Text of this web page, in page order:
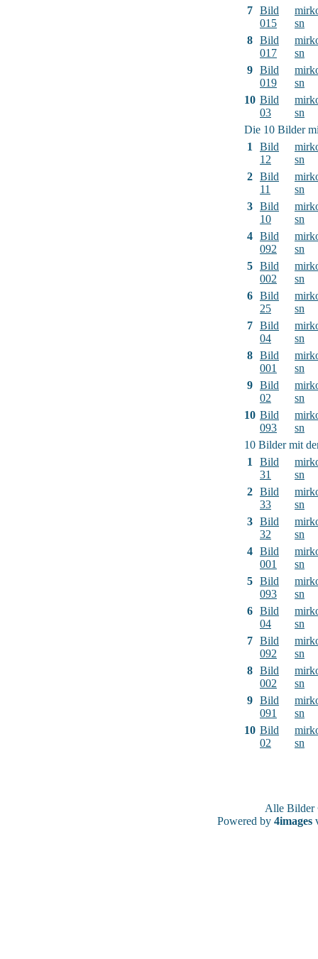
7 Bild
015
sn
8 Bild
017
sn
9 Bild
019
sn
10 Bild
03
sn
Die 10 Bilder
1
Bild
12
sn
2 Bild
11
sn
3 Bild
10
sn
4 Bild
092
sn
5 Bild
002
sn
6 Bild
25
sn
7 Bild
04
sn
8 Bild
001
sn
9 Bild
02
sn
10 Bild
093
sn
10 Bilder mit
1
Bild
31
sn
2 Bild
33
sn
3 Bild
32
sn
4 Bild
001
sn
5 Bild
093
sn
6 Bild
04
sn
7 Bild
092
sn
8 Bild
002
sn
9 Bild
091
sn
10 Bild
02
sn
Alle
Powered by 4images